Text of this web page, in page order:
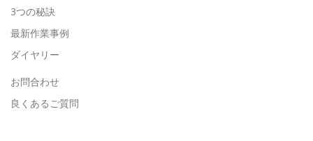
3つの秘訣
最新作業事例
ダイヤリー
お問合わせ
良くあるご質問